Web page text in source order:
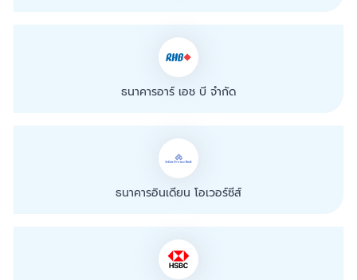
ธนาคารอาร์ เอช บี จำกัด
ธนาคารอินเดียน โอเวอร์ซีส์